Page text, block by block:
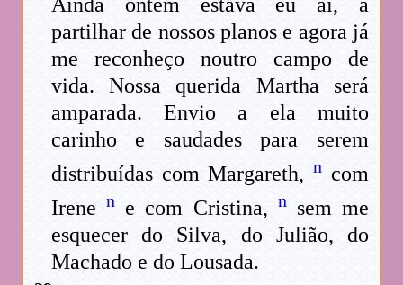
partilhar de nossos planos e agora já
me reconheço noutro campo de
vida. Nossa querida Martha será
amparada. Envio a ela muito
carinho e saudades para serem
distribuídas com Margareth,n com
Irenen e com Cristina, nsem me
esquecer do Silva, do Julião, do
Machado e do Lousada.